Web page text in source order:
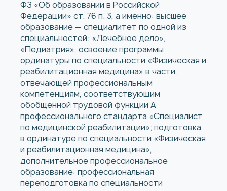
ФЗ «Об образовании в Российской
Федерации» ст. 76 п. 3, а именно: высшее
образование — специалитет по одной из
специальностей: «Лечебное дело»,
«Педиатрия», освоение программы
ординатуры по специальности «Физическая и
реабилитационная медицина» в части,
отвечающей профессиональным
компетенциям, соответствующим
обобщенной трудовой функции А
профессионального стандарта «Специалист
по медицинской реабилитации»; подготовка
в ординатуре по специальности «Физическая
и реабилитационная медицина»,
дополнительное профессиональное
образование: профессиональная
переподготовка по специальности